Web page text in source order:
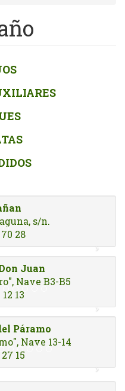
s/n.
28
Juan
Nave B3-B5
13
Páramo
Nave 13-14
15